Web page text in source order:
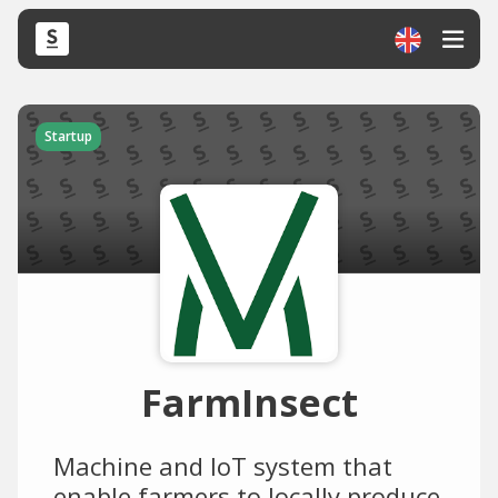
Startup
FarmInsect
Machine and IoT system that